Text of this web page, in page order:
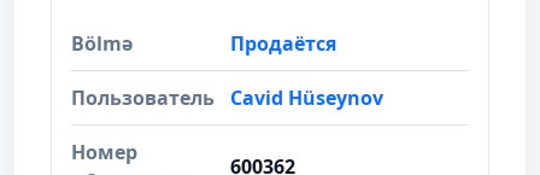
Bölmə Продаётся
Пользователь Cavid Hüseynov
Номер
600362